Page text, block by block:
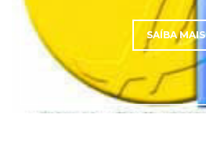
SAÍBA MAIS